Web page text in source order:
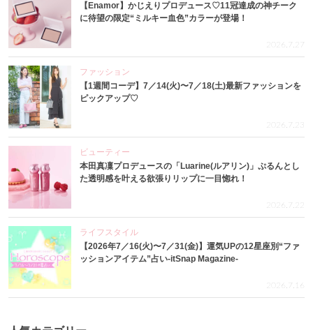
【Enamor】かじえりプロデュース♡11冠達成の神チーク
に待望の限定“ミルキー血色”カラーが登場！
2026.7.27
ファッション
【1週間コーデ】7／14(火)〜7／18(土)最新ファッションを
ピックアップ♡
2026.7.23
ビューティー
本田真凜プロデュースの「Luarine(ルアリン)」ぷるんとし
た透明感を叶える欲張りリップに一目惚れ！
2026.7.22
ライフスタイル
【2026年7／16(火)〜7／31(金)】運気UPの12星座別“ファ
ッションアイテム”占い-itSnap Magazine-
2026.7.16